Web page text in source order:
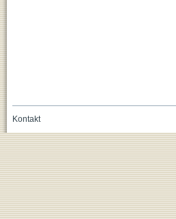
Kontakt